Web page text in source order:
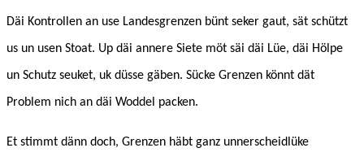
Däi Kontrollen an use Landesgrenzen bünt seker gaut, sät schützt
us un usen Stoat. Up däi annere Siete möt säi däi Lüe, däi Hölpe
un Schutz seuket, uk düsse gäben. Sücke Grenzen könnt dät
Problem nich an däi Woddel packen.
Et stimmt dänn doch, Grenzen häbt ganz unnerscheidlüke